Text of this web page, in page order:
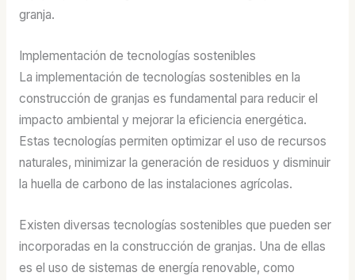
granja.
Implementación de tecnologías sostenibles
La implementación de tecnologías sostenibles en la
construcción de granjas es fundamental para reducir el
impacto ambiental y mejorar la eficiencia energética.
Estas tecnologías permiten optimizar el uso de recursos
naturales, minimizar la generación de residuos y disminuir
la huella de carbono de las instalaciones agrícolas.
Existen diversas tecnologías sostenibles que pueden ser
incorporadas en la construcción de granjas. Una de ellas
es el uso de sistemas de energía renovable, como